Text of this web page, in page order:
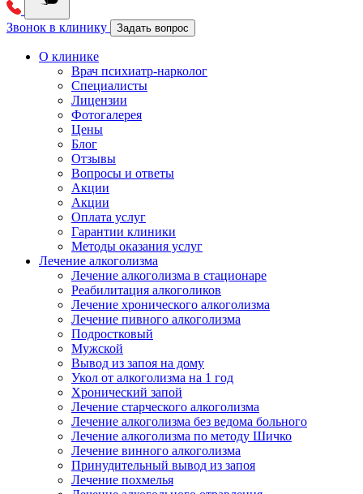
Звонок в клинику Задать вопрос
О клинике
Врач психиатр-нарколог
Специалисты
Лицензии
Фотогалерея
Цены
Блог
Отзывы
Вопросы и ответы
Акции
Акции
Оплата услуг
Гарантии клиники
Методы оказания услуг
Лечение алкоголизма
Лечение алкоголизма в стационаре
Реабилитация алкоголиков
Лечение хронического алкоголизма
Лечение пивного алкоголизма
Подростковый
Мужской
Вывод из запоя на дому
Укол от алкоголизма на 1 год
Хронический запой
Лечение старческого алкоголизма
Лечение алкоголизма без ведома больного
Лечение алкоголизма по методу Шичко
Лечение винного алкоголизма
Принудительный вывод из запоя
Лечение похмелья